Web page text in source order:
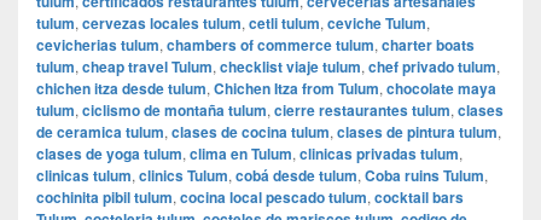
tulum, cervezas locales tulum, cetli tulum, ceviche Tulum,
cevicherias tulum, chambers of commerce tulum, charter boats
tulum, cheap travel Tulum, checklist viaje tulum, chef privado tulum,
chichen itza desde tulum, Chichen Itza from Tulum, chocolate maya
tulum, ciclismo de montaña tulum, cierre restaurantes tulum, clases
de ceramica tulum, clases de cocina tulum, clases de pintura tulum,
clases de yoga tulum, clima en Tulum, clinicas privadas tulum,
clinicas tulum, clinics Tulum, cobá desde tulum, Coba ruins Tulum,
cochinita pibil tulum, cocina local pescado tulum, cocktail bars